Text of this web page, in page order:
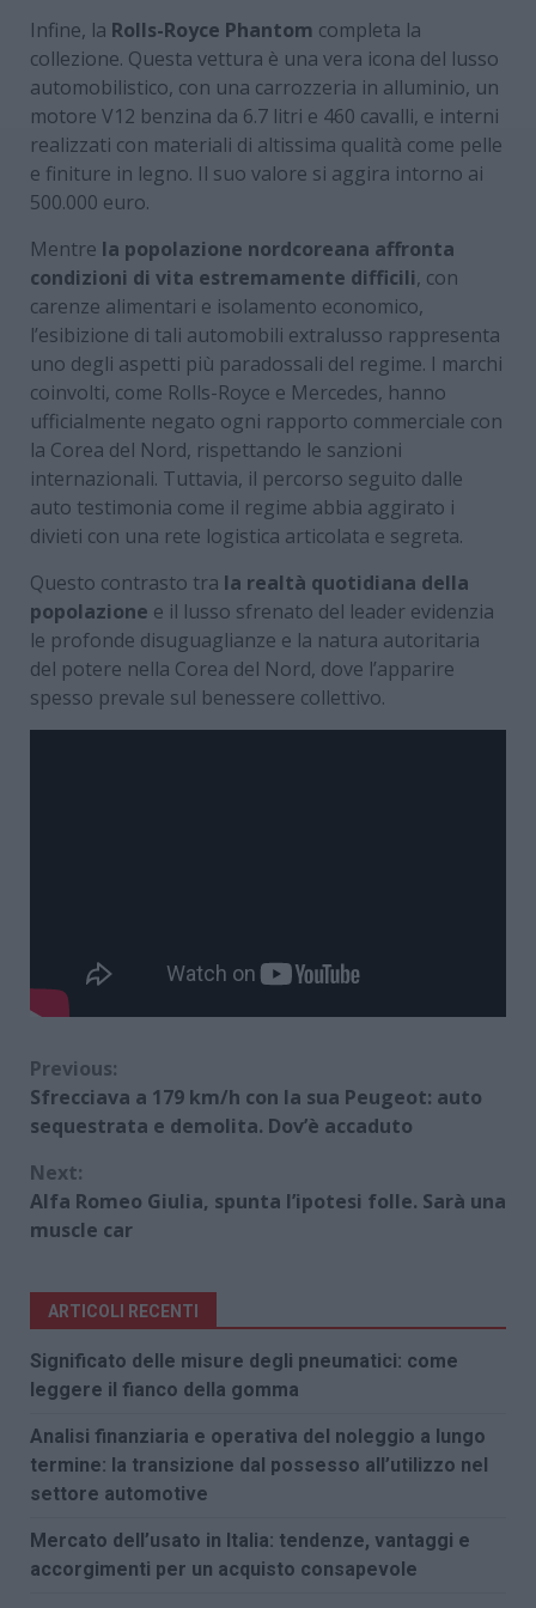
Infine, la Rolls-Royce Phantom completa la
collezione. Questa vettura è una vera icona del lusso
automobilistico, con una carrozzeria in alluminio, un
motore V12 benzina da 6.7 litri e 460 cavalli, e interni
realizzati con materiali di altissima qualità come pelle
e finiture in legno. Il suo valore si aggira intorno ai
500.000 euro.
Mentre la popolazione nordcoreana affronta
condizioni di vita estremamente difficili, con
carenze alimentari e isolamento economico,
l’esibizione di tali automobili extralusso rappresenta
uno degli aspetti più paradossali del regime. I marchi
coinvolti, come Rolls-Royce e Mercedes, hanno
ufficialmente negato ogni rapporto commerciale con
la Corea del Nord, rispettando le sanzioni
internazionali. Tuttavia, il percorso seguito dalle
auto testimonia come il regime abbia aggirato i
divieti con una rete logistica articolata e segreta.
Questo contrasto tra la realtà quotidiana della
popolazione e il lusso sfrenato del leader evidenzia
le profonde disuguaglianze e la natura autoritaria
del potere nella Corea del Nord, dove l’apparire
spesso prevale sul benessere collettivo.
Continue
Reading
Previous:
Sfrecciava a 179 km/h con la sua Peugeot: auto
sequestrata e demolita. Dov’è accaduto
Next:
Alfa Romeo Giulia, spunta l’ipotesi folle. Sarà una
muscle car
ARTICOLI RECENTI
Significato delle misure degli pneumatici: come
leggere il fianco della gomma
Analisi finanziaria e operativa del noleggio a lungo
termine: la transizione dal possesso all’utilizzo nel
settore automotive
Mercato dell’usato in Italia: tendenze, vantaggi e
accorgimenti per un acquisto consapevole